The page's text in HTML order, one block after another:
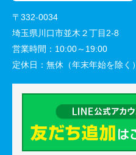
〒332-0034
埼玉県川口市並木２丁目2-8
営業時間： 10:00～19:00
定休日： 無休（年末年始を除く）